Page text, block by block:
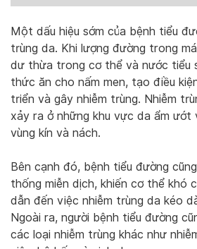
Một dấu hiệu sớm của bệnh tiểu
trùng da. Khi lượng đường trong
dư thừa trong cơ thể và nước tiểu
thức ăn cho nấm men, tạo điều
triển và gây nhiễm trùng. Nhiễm
xảy ra ở những khu vực da ẩm ướt
vùng kín và nách.
Bên cạnh đó, bệnh tiểu đường
thống miễn dịch, khiến cơ thể khó
dẫn đến việc nhiễm trùng da kéo
Ngoài ra, người bệnh tiểu đường
các loại nhiễm trùng khác như